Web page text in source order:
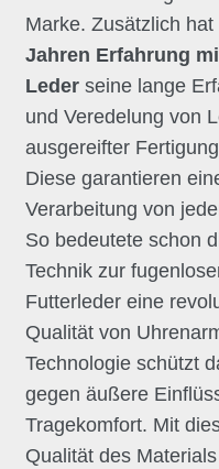
Marke. Zusätzlich
Jahren Erfahrung
Leder seine lange
und Veredelung von
ausgereifter
Diese garantieren
Verarbeitung von
So bedeutete schon
Technik zur
Futterleder eine
Qualität von
Technologie schützt
gegen äußere
Tragekomfort. Mit
Qualität des